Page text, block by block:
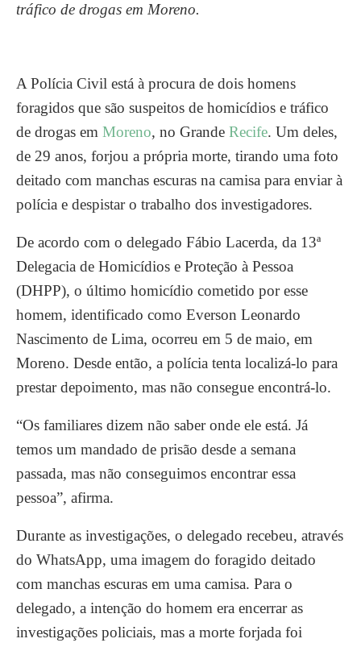
tráfico de drogas em Moreno.
A Polícia Civil está à procura de dois homens
foragidos que são suspeitos de homicídios e tráfico
de drogas em Moreno, no Grande Recife. Um deles,
de 29 anos, forjou a própria morte, tirando uma foto
deitado com manchas escuras na camisa para enviar à
polícia e despistar o trabalho dos investigadores.
De acordo com o delegado Fábio Lacerda, da 13ª
Delegacia de Homicídios e Proteção à Pessoa
(DHPP), o último homicídio cometido por esse
homem, identificado como Everson Leonardo
Nascimento de Lima, ocorreu em 5 de maio, em
Moreno. Desde então, a polícia tenta localizá-lo para
prestar depoimento, mas não consegue encontrá-lo.
“Os familiares dizem não saber onde ele está. Já
temos um mandado de prisão desde a semana
passada, mas não conseguimos encontrar essa
pessoa”, afirma.
Durante as investigações, o delegado recebeu, através
do WhatsApp, uma imagem do foragido deitado
com manchas escuras em uma camisa. Para o
delegado, a intenção do homem era encerrar as
investigações policiais, mas a morte forjada foi